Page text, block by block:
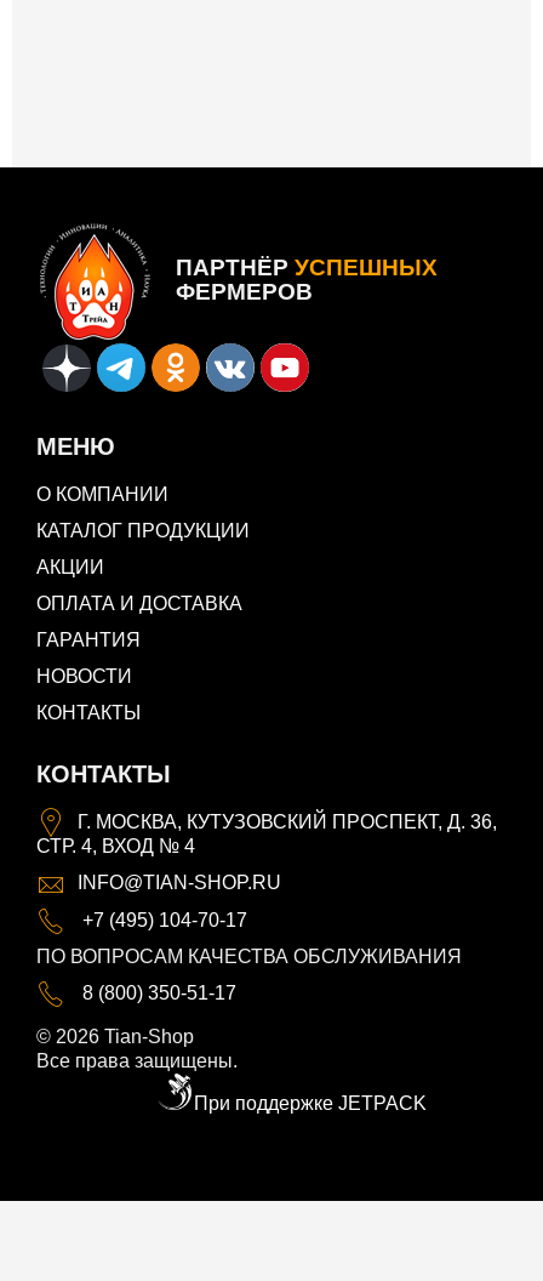
ПАРТНЁР УСПЕШНЫХ
ФЕРМЕРОВ
МЕНЮ
О КОМПАНИИ
КАТАЛОГ ПРОДУКЦИИ
АКЦИИ
ОПЛАТА И ДОСТАВКА
ГАРАНТИЯ
НОВОСТИ
КОНТАКТЫ
КОНТАКТЫ
Г. МОСКВА, КУТУЗОВСКИЙ ПРОСПЕКТ, Д. 36,
СТР. 4, ВХОД № 4
INFO@TIAN-SHOP.RU
+7 (495) 104-70-17
ПО ВОПРОСАМ КАЧЕСТВА ОБСЛУЖИВАНИЯ
8 (800) 350-51-17
© 2026 Tian-Shop
Все права защищены.
При поддержке JETPACK